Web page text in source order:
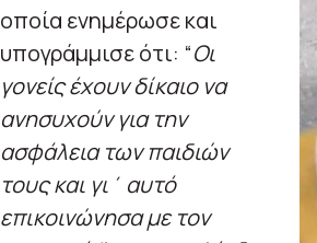
οποία ενημέρωσε και
υπογράμμισε ότι: “Οι
γονείς έχουν δίκαιο να
ανησυχούν για την
ασφάλεια των παιδιών
τους και γι΄ αυτό
επικοινώνησα με τον